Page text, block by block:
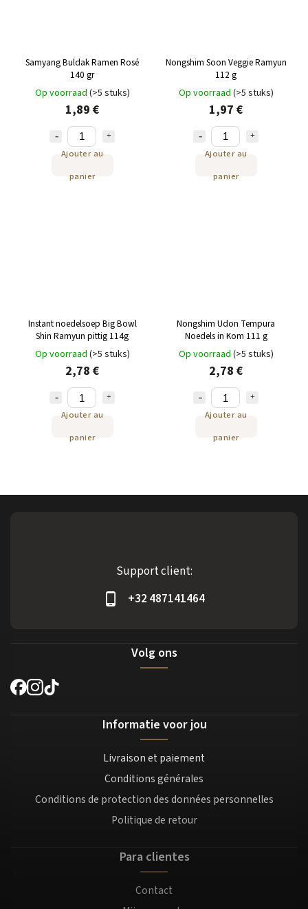
Samyang Buldak Ramen Rosé
140 gr
Op voorraad (>5 stuks)
1,89 €
Ajouter au
panier
Nongshim Soon Veggie Ramyun
112 g
Op voorraad (>5 stuks)
1,97 €
Ajouter au
panier
Instant noedelsoep Big Bowl
Shin Ramyun pittig 114g
Op voorraad (>5 stuks)
2,78 €
Ajouter au
panier
Nongshim Udon Tempura
Noedels in Kom 111 g
Op voorraad (>5 stuks)
2,78 €
Ajouter au
panier
Support client:
+32 487141464
Volg ons
Informatie voor jou
Livraison et paiement
Conditions générales
Conditions de protection des données personnelles
Politique de retour
Para clientes
Contact